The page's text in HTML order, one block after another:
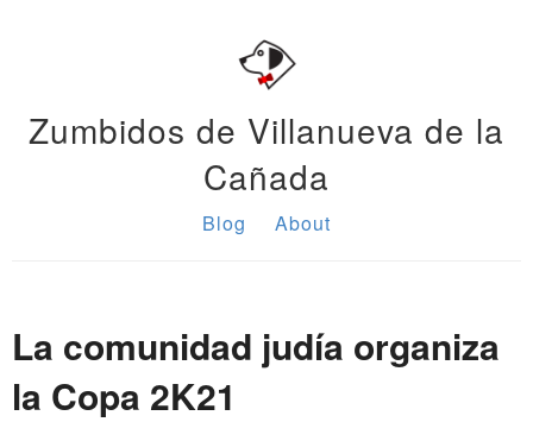
Zumbidos de Villanueva de la
Cañada
Blog About
La comunidad judía organiza
la Copa 2K21